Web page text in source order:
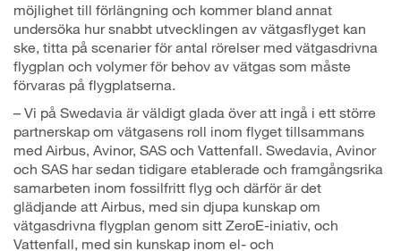
möjlighet till förlängning och kommer bland annat
undersöka hur snabbt utvecklingen av vätgasflyget kan
ske, titta på scenarier för antal rörelser med vätgasdrivna
flygplan och volymer för behov av vätgas som måste
förvaras på flygplatserna.
– Vi på Swedavia är väldigt glada över att ingå i ett större
partnerskap om vätgasens roll inom flyget tillsammans
med Airbus, Avinor, SAS och Vattenfall. Swedavia, Avinor
och SAS har sedan tidigare etablerade och framgångsrika
samarbeten inom fossilfritt flyg och därför är det
glädjande att Airbus, med sin djupa kunskap om
vätgasdrivna flygplan genom sitt ZeroE-iniativ, och
Vattenfall, med sin kunskap inom el- och